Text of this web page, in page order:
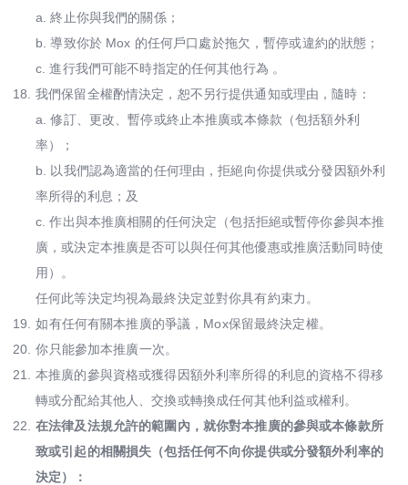
a. 終止你與我們的關係；
b. 導致你於 Mox 的任何戶口處於拖欠，暫停或違約的狀態；
c. 進行我們可能不時指定的任何其他行為 。
18.
我們保留全權酌情決定，恕不另行提供通知或理由，隨時：
a. 修訂、更改、暫停或終止本推廣或本條款（包括額外利
率）；
b. 以我們認為適當的任何理由，拒絕向你提供或分發因額外利
率所得的利息；及
c. 作出與本推廣相關的任何決定（包括拒絕或暫停你參與本推
廣，或決定本推廣是否可以與任何其他優惠或推廣活動同時使
用）。
任何此等決定均視為最終決定並對你具有約束力。
19.
如有任何有關本推廣的爭議，Mox保留最終決定權。
20. 你只能參加本推廣一次。
21.
本推廣的參與資格或獲得因額外利率所得的利息的資格不得移
轉或分配給其他人、交換或轉換成任何其他利益或權利。
22.
在法律及法規允許的範圍內，就你對本推廣的參與或本條款所
致或引起的相關損失（包括任何不向你提供或分發額外利率的
決定）：​